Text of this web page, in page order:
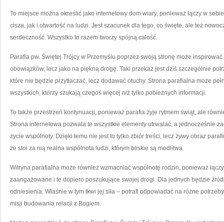
To miejsce można określić jako internetowy dom wiary, ponieważ łączy w
cisza, jak i otwartość na ludzi. Jest szacunek dla tego, co święte, ale też
serdeczność. Wszystko to razem tworzy spójną całość.
Parafia pw. Świętej Trójcy w Przemyślu poprzez swoją stronę może
obowiązków, lecz jako na piękną drogę. Taki przekaz jest dziś szczególnie
które nie będzie przytłaczać, lecz dodawać otuchy. Strona parafialna może
wszystkich, którzy szukają czegoś więcej niż tylko pobieżnych informacji.
To także przestrzeń kontynuacji, ponieważ parafia żyje rytmem świąt, ale
Strona internetowa pozwala te wszystkie elementy utrwalać, a jednocześnie
życie wspólnoty. Dzięki temu nie jest to tylko zbiór treści, lecz żywy obraz
że stoi za nią realna wspólnota ludzi, którym bliskie są modlitwa.
Witryna parafialna może również wzmacniać wspólnotę rodzin, ponieważ
zaangażowane i te dopiero poszukujące swojej drogi. Dla jednych będzie
odniesienia. Właśnie w tym tkwi jej siła – potrafi odpowiadać na różne
misji budowania relacji z Bogiem.